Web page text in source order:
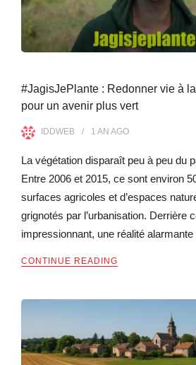
#JagisJePlante : Redonner vie à
pour un avenir plus vert
IDDWEB 1 AN AGO
La végétation disparaît peu à peu du
Entre 2006 et 2015, ce sont environ
surfaces agricoles et d’espaces
grignotés par l’urbanisation. Derrière
impressionnant, une réalité
CONTINUE READING